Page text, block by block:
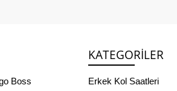
Boss
KATEGORILER
Erkek Kol Saatleri